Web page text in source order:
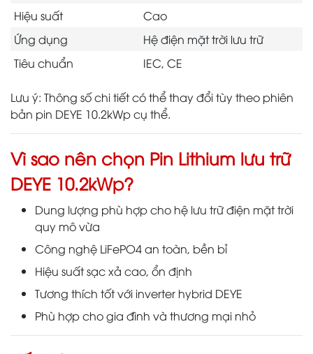
Hiệu suất
Cao
Ứng dụng
Hệ điện mặt trời lưu trữ
Tiêu chuẩn
IEC, CE
Lưu ý: Thông số chi tiết có thể thay đổi tùy theo phiên
bản pin DEYE 10.2kWp cụ thể.
Vì sao nên chọn Pin Lithium lưu trữ
DEYE 10.2kWp?
Dung lượng phù hợp cho hệ lưu trữ điện mặt trời
quy mô vừa
Công nghệ LiFePO4 an toàn, bền bỉ
Hiệu suất sạc xả cao, ổn định
Tương thích tốt với inverter hybrid DEYE
Phù hợp cho gia đình và thương mại nhỏ